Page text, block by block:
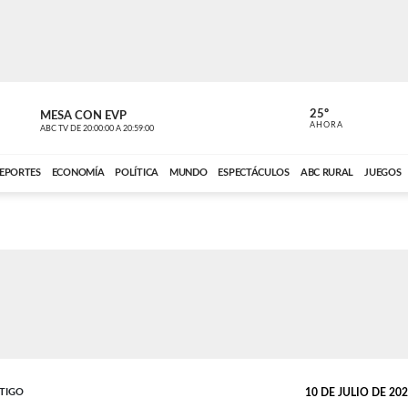
MESA CON EVP
ABC TV DE 20:00:00 A 20:59:00 ABC CARDINAL
25º
AHORA
ECONOMÍA POLÍTICA MUNDO ESPECTÁCULOS ABC RURAL JUEGOS
10 DE JULIO DE